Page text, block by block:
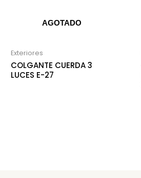
AGOTADO
Exteriores
COLGANTE CUERDA 3
LUCES E-27